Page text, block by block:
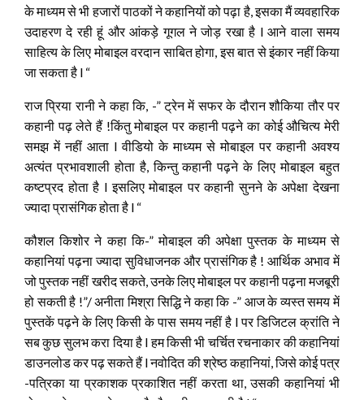
के माध्यम से भी हजारों पाठकों ने कहानियों को पढ़ा है, इसका मैं व्यवहारिक
उदाहरण दे रही हूं और आंकड़े गूगल ने जोड़ रखा है l आने वाला समय
साहित्य के लिए मोबाइल वरदान साबित होगा, इस बात से इंकार नहीं किया
जा सकता है l “
राज प्रिया रानी ने कहा कि, -” ट्रेन में सफर के दौरान शौकिया तौर पर
कहानी पढ़ लेते हैं !किंतु मोबाइल पर कहानी पढ़ने का कोई औचित्य मेरी
समझ में नहीं आता l वीडियो के माध्यम से मोबाइल पर कहानी अवश्य
अत्यंत प्रभावशाली होता है, किन्तु कहानी पढ़ने के लिए मोबाइल बहुत
कष्टप्रद होता है l इसलिए मोबाइल पर कहानी सुनने के अपेक्षा देखना
ज्यादा प्रासंगिक होता है l “
कौशल किशोर ने कहा कि-” मोबाइल की अपेक्षा पुस्तक के माध्यम से
कहानियां पढ़ना ज्यादा सुविधाजनक और प्रासंगिक है ! आर्थिक अभाव में
जो पुस्तक नहीं खरीद सकते, उनके लिए मोबाइल पर कहानी पढ़ना मजबूरी
हो सकती है !”/ अनीता मिश्रा सिद्धि ने कहा कि -” आज के व्यस्त समय में
पुस्तकें पढ़ने के लिए किसी के पास समय नहीं है l पर डिजिटल क्रांति ने
सब कुछ सुलभ करा दिया है l हम किसी भी चर्चित रचनाकार की कहानियां
डाउनलोड कर पढ़ सकते हैं l नवोदित की श्रेष्ठ कहानियां, जिसे कोई पत्र
-पत्रिका या प्रकाशक प्रकाशित नहीं करता था, उसकी कहानियां भी